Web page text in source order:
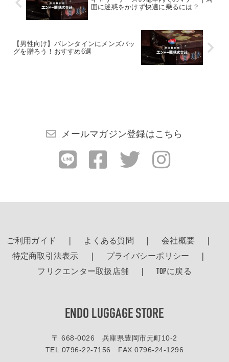
囲に迷惑をかけず快適に乗るには？
【男性向け】バレンタインにメンズバッ
グを贈ろう！おすすめ6選
メールマガジン登録はこちら
ご利用ガイド よくある質問
会社概要
特定商取引法表示
プライバシーポリシー
フリクエンター取扱店舗
TOPに戻る
ENDO LUGGAGE STORE
〒 668-0026 兵庫県豊岡市元町10-2
TEL. 0796-22-7156 FAX.0796-24-1296